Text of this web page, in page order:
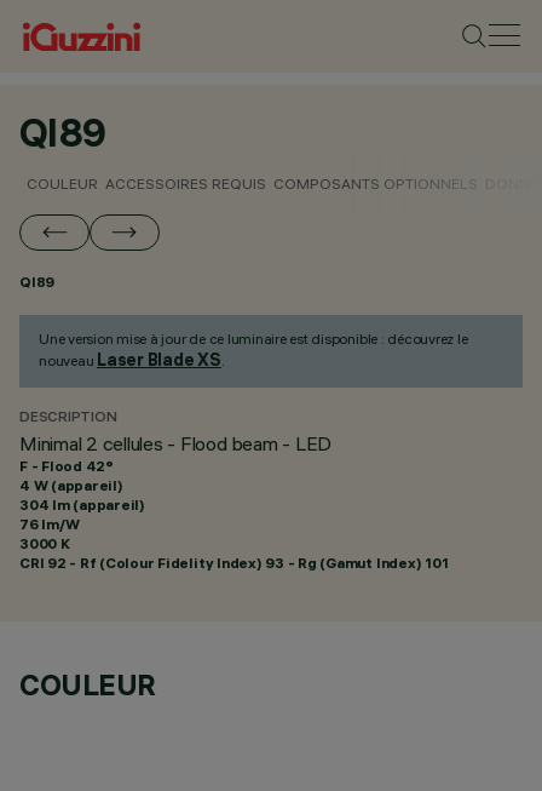
QI89
COULEUR ACCESSOIRES REQUIS COMPOSANTS OPTIONNELS
QI89
Une version mise à jour de ce luminaire est disponible : découvrez le
nouveau Laser Blade XS.
DESCRIPTION
Minimal 2 cellules - Flood beam - LED
F - Flood 42°
4 W (appareil)
304 lm (appareil)
76 lm/W
3000 K
CRI 92 - Rf (Colour Fidelity Index) 93 - Rg (Gamut Index) 101
COULEUR